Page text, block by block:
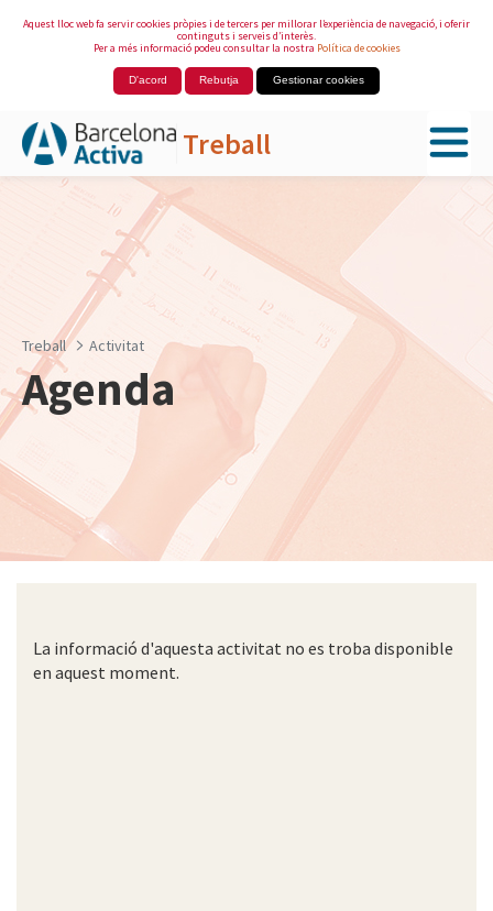
Aquest lloc web fa servir cookies pròpies i de tercers per millorar l’experiència de navegació, i oferir
continguts i serveis d’interès.
Per a més informació podeu consultar la nostra Política de cookies
D'acord Rebutja Gestionar cookies
Treball
Salta al contingut principal
Treball Activitat
Agenda
La informació d'aquesta activitat no es troba disponible
en aquest moment.